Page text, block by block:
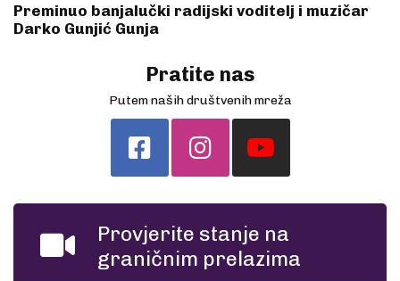
Preminuo banjalučki radijski voditelj i muzičar
Darko Gunjić Gunja
Pratite nas
Putem naših društvenih mreža
Provjerite stanje na
graničnim prelazima